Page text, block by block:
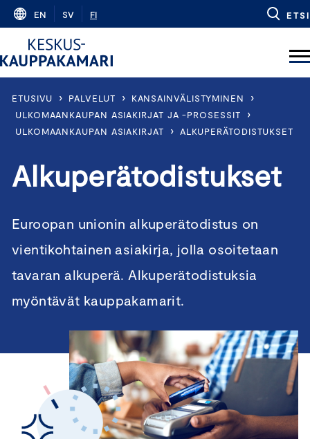
Skip
content
EN SV FI ETSI
ETUSIVU › PALVELUT › KANSAINVÄLISTYMINEN ›
ULKOMAANKAUPAN ASIAKIRJAT JA -PROSESSIT ›
ULKOMAANKAUPAN ASIAKIRJAT › ALKUPERÄTODISTUKSET
Alkuperätodistukset
Euroopan unionin alkuperätodistus on
vientikohtainen asiakirja, jolla osoitetaan
tavaran alkuperä. Alkuperätodistuksia
myöntävät kauppakamarit.